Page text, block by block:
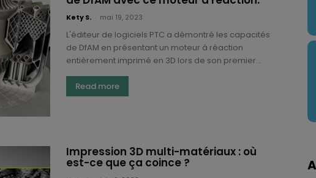
Kety S. mai 19, 2023
L'éditeur de logiciels PTC a démontré les capacités
de DfAM en présentant un moteur à réaction
entièrement imprimé en 3D lors de son premier...
Read more
Impression 3D multi-matériaux : où
est-ce que ça coince ?